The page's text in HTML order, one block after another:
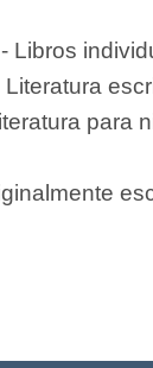
Libros
Literatura
para